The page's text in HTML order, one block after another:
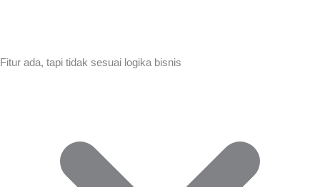
Fitur ada, tapi tidak sesuai logika bisnis